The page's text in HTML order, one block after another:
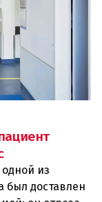
из
был доставлен